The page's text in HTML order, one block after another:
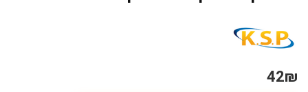
42₪